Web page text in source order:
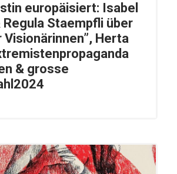
europäisiert: Isabel
Regula Staempfli über
Visionärinnen”, Herta
& grosse